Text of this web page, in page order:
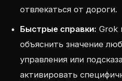
отвлекаться от дороги.
Быстрые справки: Grok
объяснить значение
управления или
активировать